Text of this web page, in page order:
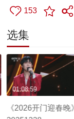
153
选集
《2026开门迎春晚
01:08:59